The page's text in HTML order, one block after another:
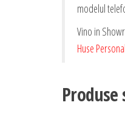
modelul
Vino in
Huse